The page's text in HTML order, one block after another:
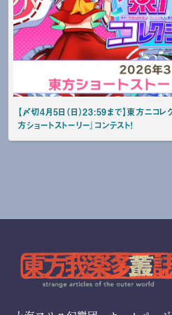
【〆切4月5日（日）23:59まで】東方ニコ
方ショートストーリー』コンテスト！